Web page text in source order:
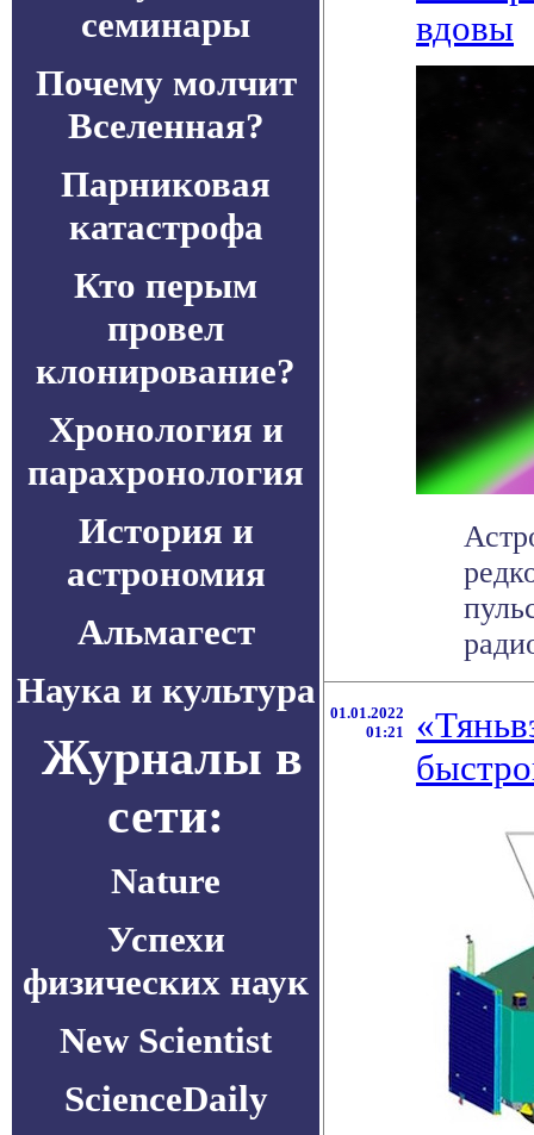
семинары
Почему молчит
Вселенная?
Парниковая
катастрофа
Кто перым
провел
клонирование?
Хронология и
парахронология
История и
астрономия
Альмагест
Наука и культура
Журналы в
сети:
Nature
Успехи
физических наук
New Scientist
ScienceDaily
вдовы
01.01.2022
01:21